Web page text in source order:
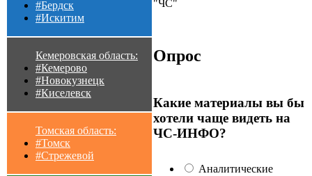
#Бердск
#Искитим
Кемеровская область:
#Кемерово
#Новокузнецк
#Киселевск
Томская область:
#Томск
#Стрежевой
"ЧС"
Опрос
Какие материалы вы бы
хотели чаще видеть на
ЧС-ИНФО?
Аналитические